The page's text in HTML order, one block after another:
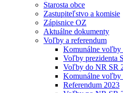
Starosta obce
Zastupiteľstvo a komisie
Zápisnice OZ
Aktuálne dokumenty
Voľby a referendum
Komunálne voľby
Voľby prezidenta
Voľby do NR SR
Komunálne
Referendum 2023